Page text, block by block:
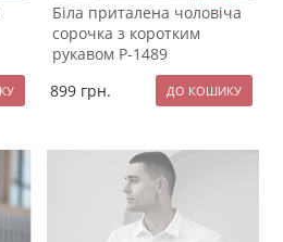
Біла приталена чоловіча
сорочка з коротким
рукавом Р-1489
899 грн.